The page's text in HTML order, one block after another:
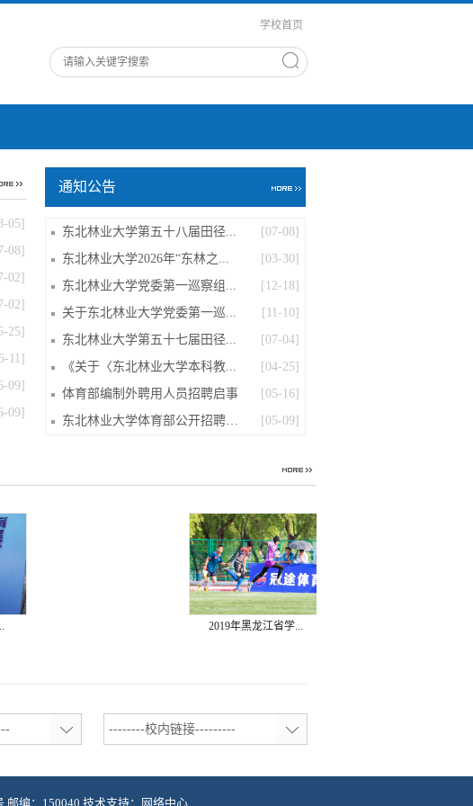
学校首页
05]
08]
02]
02]
25]
11]
09]
09]
通知公告
[07-08]
东北林业大学第五十八届田径...
[03-30]
东北林业大学2026年“东林之...
[12-18]
东北林业大学党委第一巡察组...
[11-10]
关于东北林业大学党委第一巡...
[07-04]
东北林业大学第五十七届田径...
[04-25]
《关于〈东北林业大学本科教...
[05-16]
体育部编制外聘用人员招聘启事
[05-09]
东北林业大学体育部公开招聘启事
2019年黑龙江省学...
--------校内链接---------
编：150040 技术支持：网络中心